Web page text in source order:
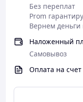
Без переплат
Prom
Вернем деньги
Наложенный
Самовывоз
Оплата на счет